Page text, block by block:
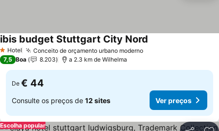
1 Estrelas
Hotel Conceito de orçamento urbano moderno
ibis budget Stuttgart City Nord
7,5 Boa 8.203 a 2.3 km de Wilhelma
De € 44
Consulte os preços de 12 sites Ver preços
Escolha popular